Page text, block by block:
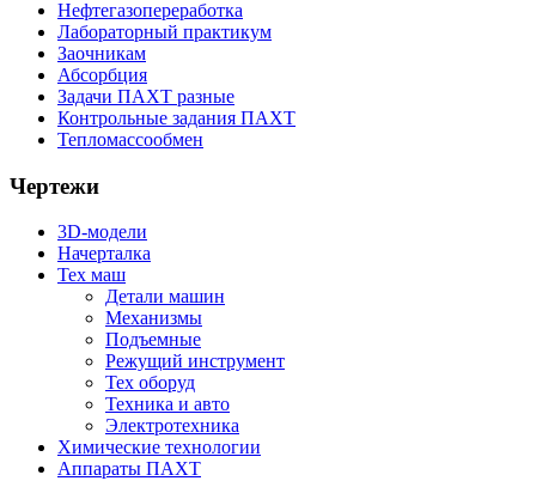
Нефтегазопереработка
Лабораторный практикум
Заочникам
Абсорбция
Задачи ПАХТ разные
Контрольные задания ПАХТ
Тепломассообмен
Чертежи
3D-модели
Начерталка
Тех маш
Детали машин
Механизмы
Подъемные
Режущий инструмент
Тех оборуд
Техника и авто
Электротехника
Химические технологии
Аппараты ПАХТ